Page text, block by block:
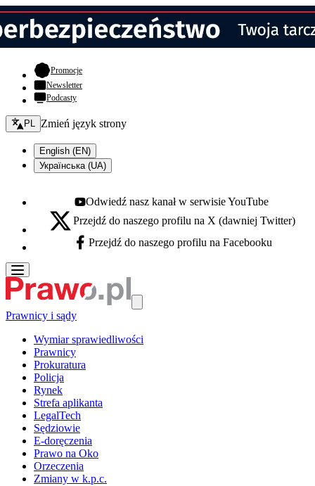
Promocje- otwiera się w nowej karcie
Newsletter
Podcasty
Zmień język - bieżący:
PL Zmień język strony
English (EN)
Українська (UA)
Youtube - otwiera się w nowej karcie
Odwiedź nasz kanał w serwisie YouTube
X - otwiera się w nowej karcie
Przejdź do naszego profilu na X (dawniej Twitter)
Facebook - otwiera się w nowej karcie
Przejdź do naszego profilu na Facebooku
Prawnicy i sądy
Wymiar sprawiedliwości
Prawnicy
Prokuratura
Policja
Rynek
Strefa aplikanta
LegalTech
Sędziowie
E-doręczenia
Prawo na Oko
Orzeczenia
Zmiany w k.p.c.